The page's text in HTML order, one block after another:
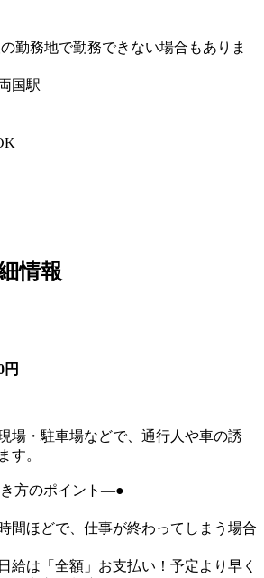
勤務地で勤務できない場合もありま
国駅
情報
円
場・駐車場などで、通行人や車の誘
す。
方のポイント―●
間ほどで、仕事が終わってしまう場合
給は「全額」お支払い！予定より早く